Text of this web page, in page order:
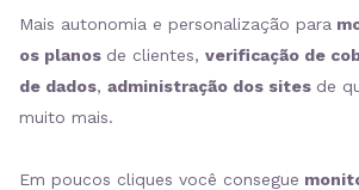
Mais autonomia e personalização para
os planos de clientes, verificação de
de dados, administração dos sites de
muito mais.
Em poucos cliques você consegue